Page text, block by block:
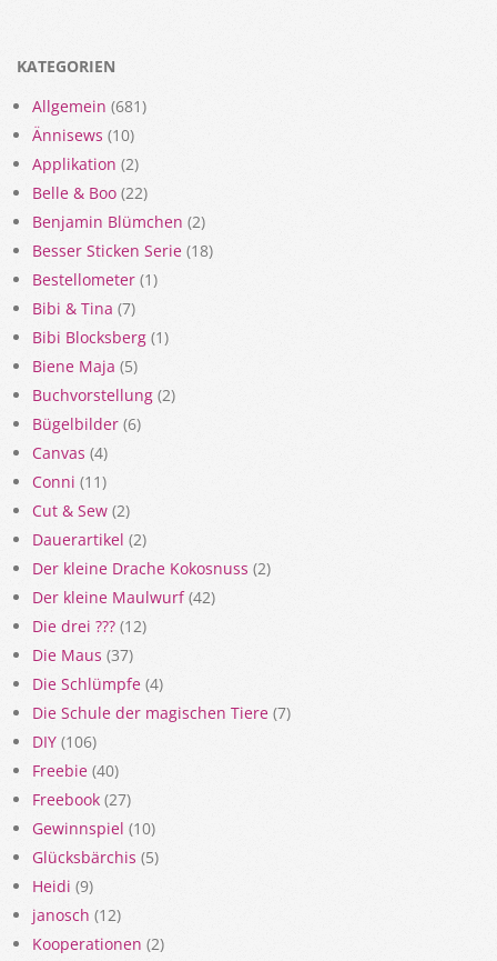
KATEGORIEN
Allgemein (681)
Ännisews (10)
Applikation (2)
Belle & Boo (22)
Benjamin Blümchen (2)
Besser Sticken Serie (18)
Bestellometer (1)
Bibi & Tina (7)
Bibi Blocksberg (1)
Biene Maja (5)
Buchvorstellung (2)
Bügelbilder (6)
Canvas (4)
Conni (11)
Cut & Sew (2)
Dauerartikel (2)
Der kleine Drache Kokosnuss (2)
Der kleine Maulwurf(42)
Die drei ??? (12)
Die Maus (37)
Die Schlümpfe (4)
Die Schule der magischen Tiere (7)
DIY (106)
Freebie (40)
Freebook (27)
Gewinnspiel (10)
Glücksbärchis (5)
Heidi (9)
janosch (12)
Kooperationen (2)